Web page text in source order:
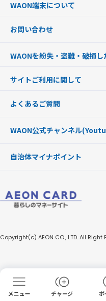
チャージ ポ
G.G WAON
WAONカード・WAONカードプラ
モバイルWAON
提携WAONカード
WAON端末について
WAONネットステーション
新型WAONステーション
WAONチャージャーmini
お問い合わせ
WAONを紛失・盗難・破損し
WAONカードの拾得について
サイトご利用に関して
企業情報
よくあるご質問
WAON公式チャンネル
自治体マイナポイント
Copyright(c) AEON CO., LTD. All Right